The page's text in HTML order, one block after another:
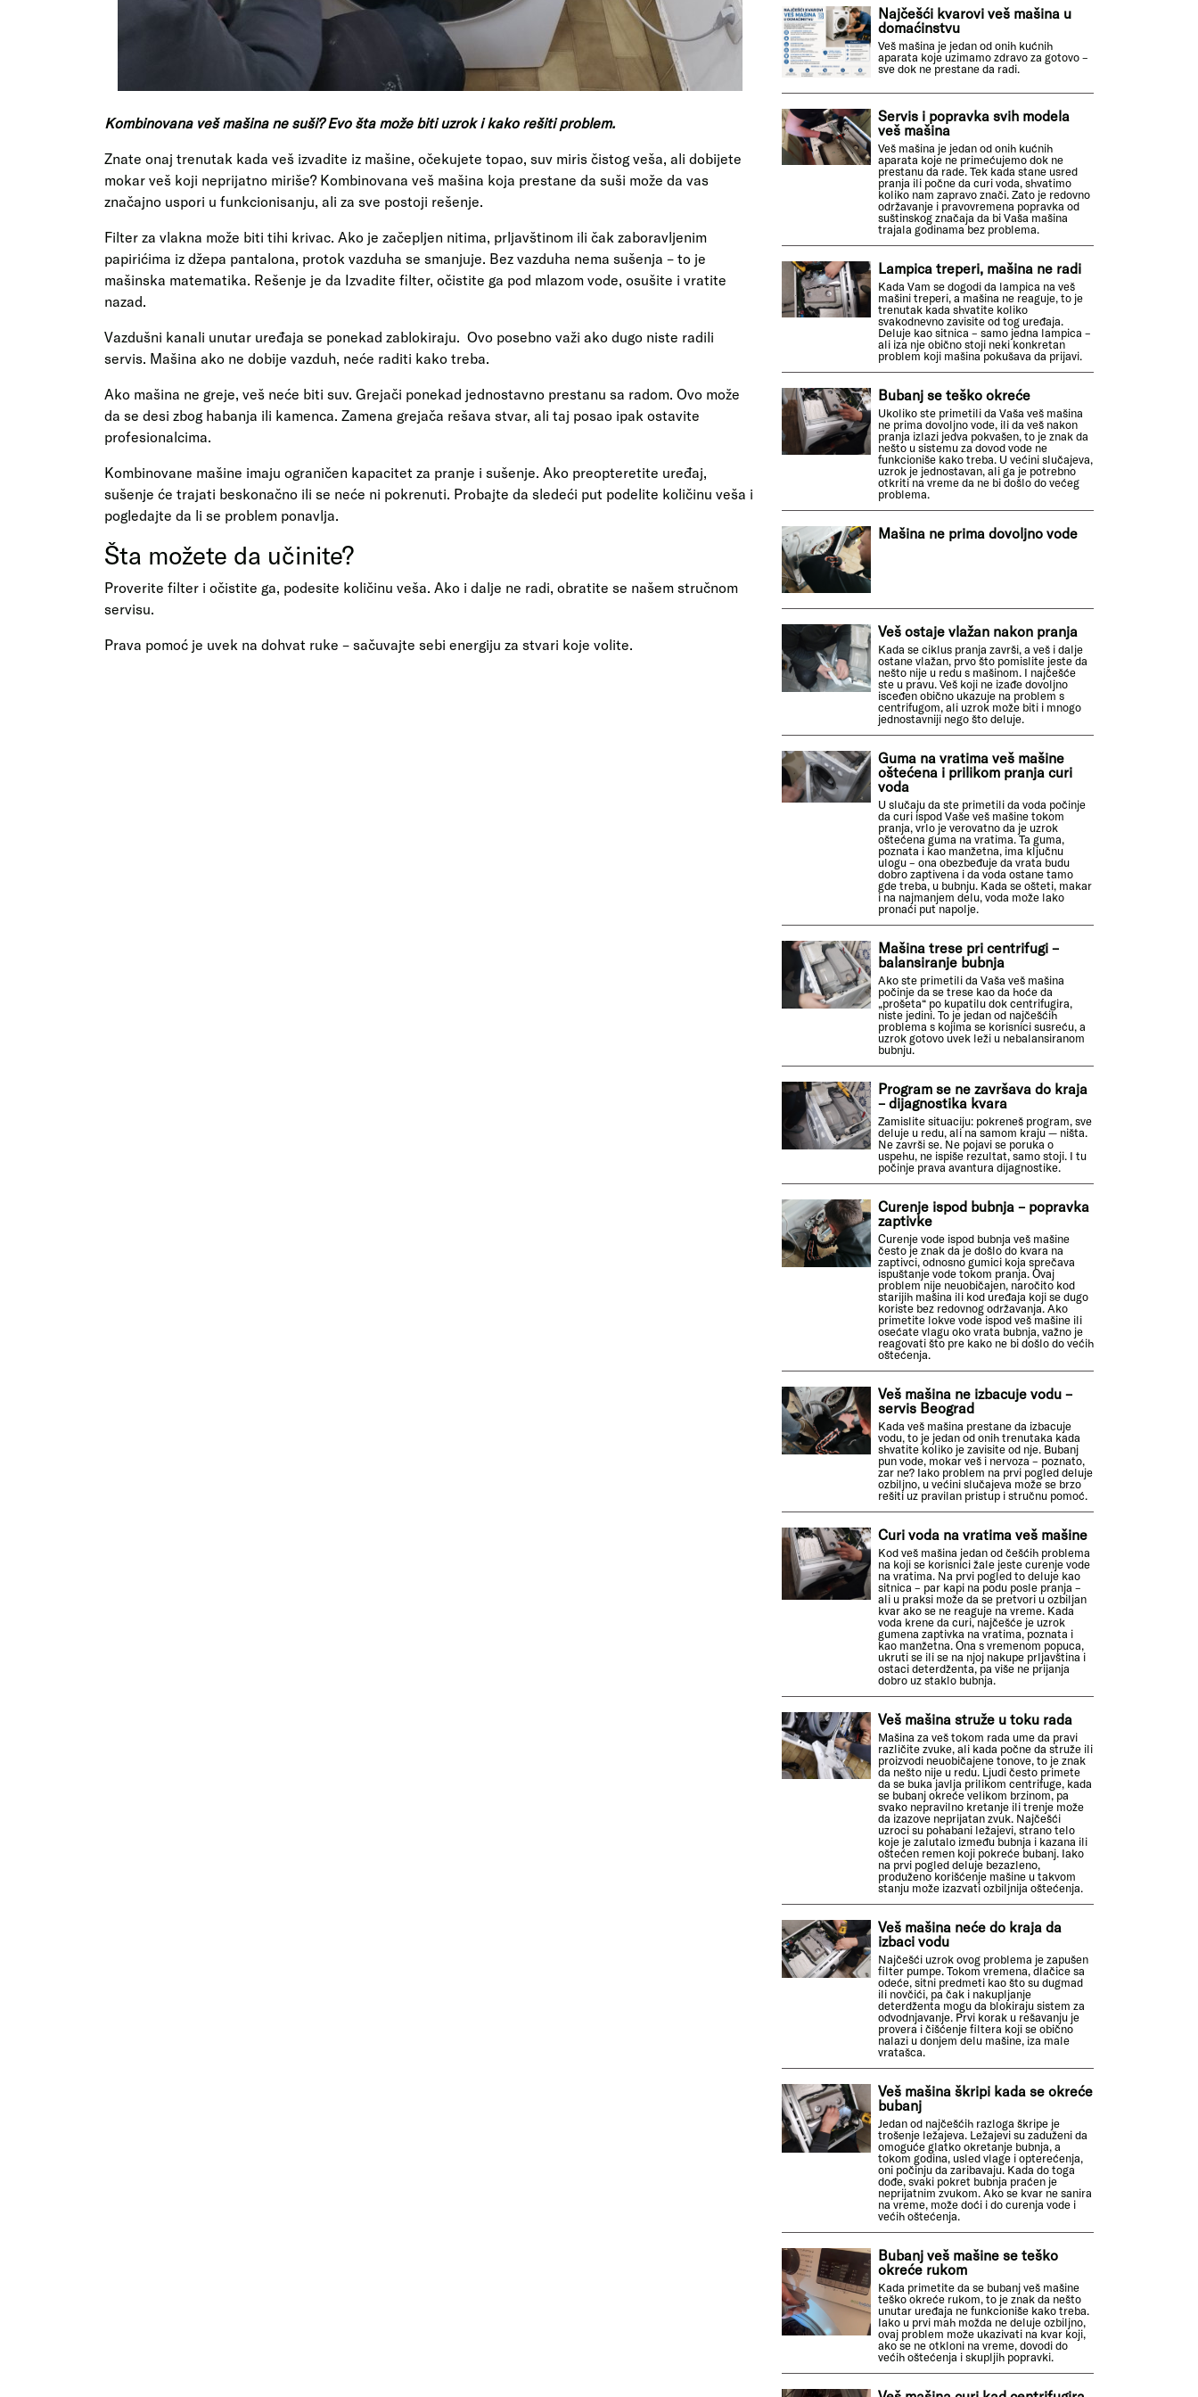
Kombinovana veš mašina ne suši? Evo šta može biti uzrok i kako rešiti problem.
Znate onaj trenutak kada veš izvadite iz mašine, očekujete topao, suv miris čistog veša, ali dobijete
mokar veš koji neprijatno miriše? Kombinovana veš mašina koja prestane da suši može da vas
značajno uspori u funkcionisanju, ali za sve postoji rešenje.
Filter za vlakna može biti tihi krivac. Ako je začepljen nitima, prljavštinom ili čak zaboravljenim
papirićima iz džepa pantalona, protok vazduha se smanjuje. Bez vazduha nema sušenja – to je
mašinska matematika. Rešenje je da Izvadite filter, očistite ga pod mlazom vode, osušite i vratite
nazad.
Vazdušni kanali unutar uređaja se ponekad zablokiraju. Ovo posebno važi ako dugo niste radili
servis. Mašina ako ne dobije vazduh, neće raditi kako treba.
Ako mašina ne greje, veš neće biti suv. Grejači ponekad jednostavno prestanu sa radom. Ovo može
da se desi zbog habanja ili kamenca. Zamena grejača rešava stvar, ali taj posao ipak ostavite
profesionalcima.
Kombinovane mašine imaju ograničen kapacitet za pranje i sušenje. Ako preopteretite uređaj,
sušenje će trajati beskonačno ili se neće ni pokrenuti. Probajte da sledeći put podelite količinu veša i
pogledajte da li se problem ponavlja.
Šta možete da učinite?
Proverite filter i očistite ga, podesite količinu veša. Ako i dalje ne radi, obratite se našem stručnom
servisu.
Prava pomoć je uvek na dohvat ruke – sačuvajte sebi energiju za stvari koje volite.
Najčešći kvarovi veš mašina u
domaćinstvu
Veš mašina je jedan od onih kućnih
aparata koje uzimamo zdravo za gotovo –
sve dok ne prestane da radi.
Servis i popravka svih modela
veš mašina
Veš mašina je jedan od onih kućnih
aparata koje ne primećujemo dok ne
prestanu da rade. Tek kada stane usred
pranja ili počne da curi voda, shvatimo
koliko nam zapravo znači. Zato je redovno
održavanje i pravovremena popravka od
suštinskog značaja da bi Vaša mašina
trajala godinama bez problema.
Lampica treperi, mašina ne radi
Kada Vam se dogodi da lampica na veš
mašini treperi, a mašina ne reaguje, to je
trenutak kada shvatite koliko
svakodnevno zavisite od tog uređaja.
Deluje kao sitnica – samo jedna lampica –
ali iza nje obično stoji neki konkretan
problem koji mašina pokušava da prijavi.
Bubanj se teško okreće
Ukoliko ste primetili da Vaša veš mašina
ne prima dovoljno vode, ili da veš nakon
pranja izlazi jedva pokvašen, to je znak da
nešto u sistemu za dovod vode ne
funkcioniše kako treba. U većini slučajeva,
uzrok je jednostavan, ali ga je potrebno
otkriti na vreme da ne bi došlo do većeg
problema.
Mašina ne prima dovoljno vode
Veš ostaje vlažan nakon pranja
Kada se ciklus pranja završi, a veš i dalje
ostane vlažan, prvo što pomislite jeste da
nešto nije u redu s mašinom. I najčešće
ste u pravu. Veš koji ne izađe dovoljno
isceđen obično ukazuje na problem s
centrifugom, ali uzrok može biti i mnogo
jednostavniji nego što deluje.
Guma na vratima veš mašine
oštećena i prilikom pranja curi
voda
U slučaju da ste primetili da voda počinje
da curi ispod Vaše veš mašine tokom
pranja, vrlo je verovatno da je uzrok
oštećena guma na vratima. Ta guma,
poznata i kao manžetna, ima ključnu
ulogu – ona obezbeđuje da vrata budu
dobro zaptivena i da voda ostane tamo
gde treba, u bubnju. Kada se ošteti, makar
i na najmanjem delu, voda može lako
pronaći put napolje.
Mašina trese pri centrifugi –
balansiranje bubnja
Ako ste primetili da Vaša veš mašina
počinje da se trese kao da hoće da
„prošeta“ po kupatilu dok centrifugira,
niste jedini. To je jedan od najčešćih
problema s kojima se korisnici susreću, a
uzrok gotovo uvek leži u nebalansiranom
bubnju.
Program se ne završava do kraja
– dijagnostika kvara
Zamislite situaciju: pokreneš program, sve
deluje u redu, ali na samom kraju — ništa.
Ne završi se. Ne pojavi se poruka o
uspehu, ne ispiše rezultat, samo stoji. I tu
počinje prava avantura dijagnostike.
Curenje ispod bubnja – popravka
zaptivke
Curenje vode ispod bubnja veš mašine
često je znak da je došlo do kvara na
zaptivci, odnosno gumici koja sprečava
ispuštanje vode tokom pranja. Ovaj
problem nije neuobičajen, naročito kod
starijih mašina ili kod uređaja koji se dugo
koriste bez redovnog održavanja. Ako
primetite lokve vode ispod veš mašine ili
osećate vlagu oko vrata bubnja, važno je
reagovati što pre kako ne bi došlo do većih
oštećenja.
Veš mašina ne izbacuje vodu –
servis Beograd
Kada veš mašina prestane da izbacuje
vodu, to je jedan od onih trenutaka kada
shvatite koliko je zavisite od nje. Bubanj
pun vode, mokar veš i nervoza – poznato,
zar ne? Iako problem na prvi pogled deluje
ozbiljno, u većini slučajeva može se brzo
rešiti uz pravilan pristup i stručnu pomoć.
Curi voda na vratima veš mašine
Kod veš mašina jedan od češćih problema
na koji se korisnici žale jeste curenje vode
na vratima. Na prvi pogled to deluje kao
sitnica – par kapi na podu posle pranja –
ali u praksi može da se pretvori u ozbiljan
kvar ako se ne reaguje na vreme. Kada
voda krene da curi, najčešće je uzrok
gumena zaptivka na vratima, poznata i
kao manžetna. Ona s vremenom popuca,
ukruti se ili se na njoj nakupe prljavština i
ostaci deterdženta, pa više ne prijanja
dobro uz staklo bubnja.
Veš mašina struže u toku rada
Mašina za veš tokom rada ume da pravi
različite zvuke, ali kada počne da struže ili
proizvodi neuobičajene tonove, to je znak
da nešto nije u redu. Ljudi često primete
da se buka javlja prilikom centrifuge, kada
se bubanj okreće velikom brzinom, pa
svako nepravilno kretanje ili trenje može
da izazove neprijatan zvuk. Najčešći
uzroci su pohabani ležajevi, strano telo
koje je zalutalo između bubnja i kazana ili
oštećen remen koji pokreće bubanj. Iako
na prvi pogled deluje bezazleno,
produženo korišćenje mašine u takvom
stanju može izazvati ozbiljnija oštećenja.
Veš mašina neće do kraja da
izbaci vodu
Najčešći uzrok ovog problema je zapušen
filter pumpe. Tokom vremena, dlačice sa
odeće, sitni predmeti kao što su dugmad
ili novčići, pa čak i nakupljanje
deterdženta mogu da blokiraju sistem za
odvodnjavanje. Prvi korak u rešavanju je
provera i čišćenje filtera koji se obično
nalazi u donjem delu mašine, iza male
vratašca.
Veš mašina škripi kada se okreće
bubanj
Jedan od najčešćih razloga škripe je
trošenje ležajeva. Ležajevi su zaduženi da
omoguće glatko okretanje bubnja, a
tokom godina, usled vlage i opterećenja,
oni počinju da zaribavaju. Kada do toga
dođe, svaki pokret bubnja praćen je
neprijatnim zvukom. Ako se kvar ne sanira
na vreme, može doći i do curenja vode i
većih oštećenja.
Bubanj veš mašine se teško
okreće rukom
Kada primetite da se bubanj veš mašine
teško okreće rukom, to je znak da nešto
unutar uređaja ne funkcioniše kako treba.
Iako u prvi mah možda ne deluje ozbiljno,
ovaj problem može ukazivati na kvar koji,
ako se ne otkloni na vreme, dovodi do
većih oštećenja i skupljih popravki.